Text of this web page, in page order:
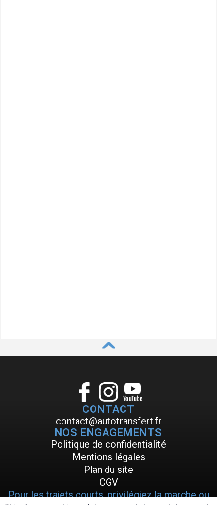
^
CONTACT
contact@autotransfert.fr
NOS ENGAGEMENTS
Politique de confidentialité
Mentions légales
Plan du site
CGV
Pour les trajets courts, privilégiez la marche ou